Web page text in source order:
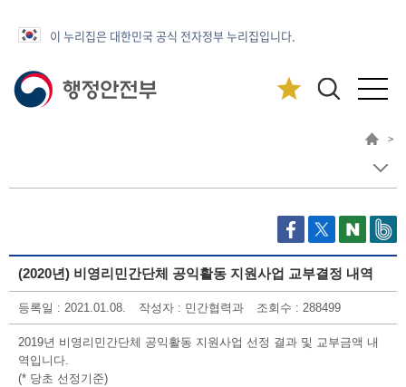
이 누리집은 대한민국 공식 전자정부 누리집입니다.
>
(2020년) 비영리민간단체 공익활동 지원사업 교부결정 내역
등록일 : 2021.01.08. 작성자 : 민간협력과 조회수 : 288499
2019년 비영리민간단체 공익활동 지원사업 선정 결과 및 교부금액 내
역입니다.
(* 당초 선정기준)